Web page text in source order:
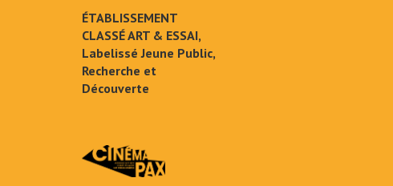
ÉTABLISSEMENT
CLASSÉ ART & ESSAI,
Labelissé Jeune Public,
Recherche et
Découverte